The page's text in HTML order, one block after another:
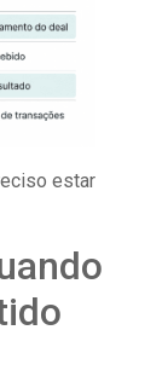
estar